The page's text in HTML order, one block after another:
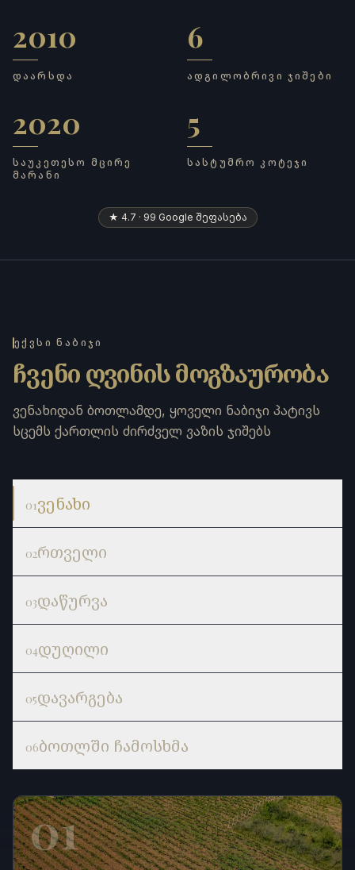
დაარსდა
2010
ᲓᲐᲐᲠᲡᲓᲐ
ადგილობრივი ჯიშები
6
ᲐᲓᲒᲘᲚᲝᲑᲠᲘᲕᲘ ᲯᲘᲨᲔᲑᲘ
საუკეთესო მცირე მარანი
2020
ᲡᲐᲣᲙᲔᲗᲔᲡᲝ ᲛᲪᲘᲠᲔ
ᲛᲐᲠᲐᲜᲘ
სასტუმრო კოტეჯი
5
ᲡᲐᲡᲢᲣᲛᲠᲝ ᲙᲝᲢᲔᲯᲘ
★ 4.7 · 99 Google შეფასება
ᲔᲥᲕᲡᲘ ᲜᲐᲑᲘᲯᲘ
ჩვენი ღვინის მოგზაურობა
ვენახიდან ბოთლამდე, ყოველი ნაბიჯი პატივს
სცემს ქართლის ძირძველ ვაზის ჯიშებს
01ვენახი
02რთველი
03დაწურვა
04დუღილი
05დავარგება
06ბოთლში ჩამოსხმა
01